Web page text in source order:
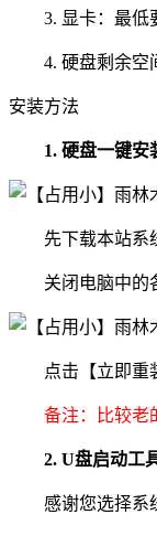
3. 显卡：最低要
4. 硬盘剩余空间
安装方法
1. 硬盘一键安装
先下载本站系统
关闭电脑中的各
点击【立即重装
备注：比较老的
2. U盘启动工
感谢您选择系统